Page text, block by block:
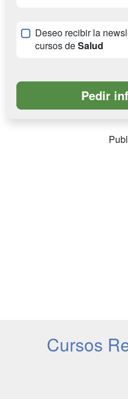
Deseo recibir la
cursos deSalud
Cursos